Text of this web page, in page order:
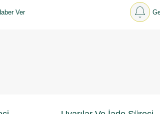
Ver